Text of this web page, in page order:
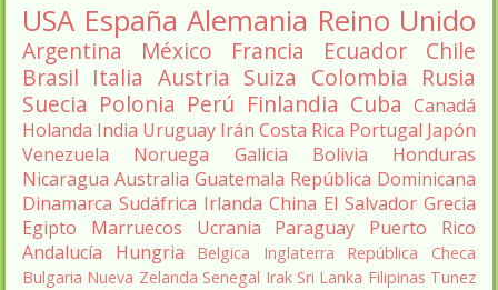
USA España Alemania Reino Unido
Argentina México Francia Ecuador
Chile
Brasil Italia Austria Suiza Colombia Rusia
Suecia Polonia Perú Finlandia Cuba Canadá
Holanda India Uruguay Irán Costa Rica Portugal Japón
Venezuela
Noruega Galicia Bolivia
Honduras
Nicaragua Australia Guatemala República Dominicana
Dinamarca Sudáfrica Irlanda China El Salvador Grecia
Egipto
Marruecos Ucrania Paraguay
Puerto Rico
Andalucía
Hungria Belgica Inglaterra
República Checa
Bulgaria Nueva Zelanda Senegal Irak Sri Lanka Filipinas Tunez